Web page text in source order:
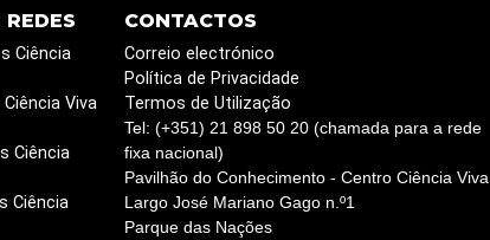
Ciência
Ciência Viva
Ciência
Ciência
CONTACTOS
Correio electrónico
Política de Privacidade
Termos de Utilização
Tel: (+351) 21 898 50 20 (chamada para a rede
fixa nacional)
Pavilhão do Conhecimento - Centro Ciência Viva
Largo José Mariano Gago n.º1
Parque das Nações